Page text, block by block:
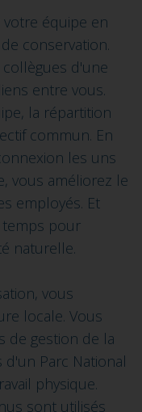
équipe en
conservation.
d'une
entre vous.
la répartition
commun. En
les uns
vous améliorez le
employés. Et
temps pour
naturelle.
vous
locale. Vous
de gestion de la
Parc National
physique.
sont utilisés